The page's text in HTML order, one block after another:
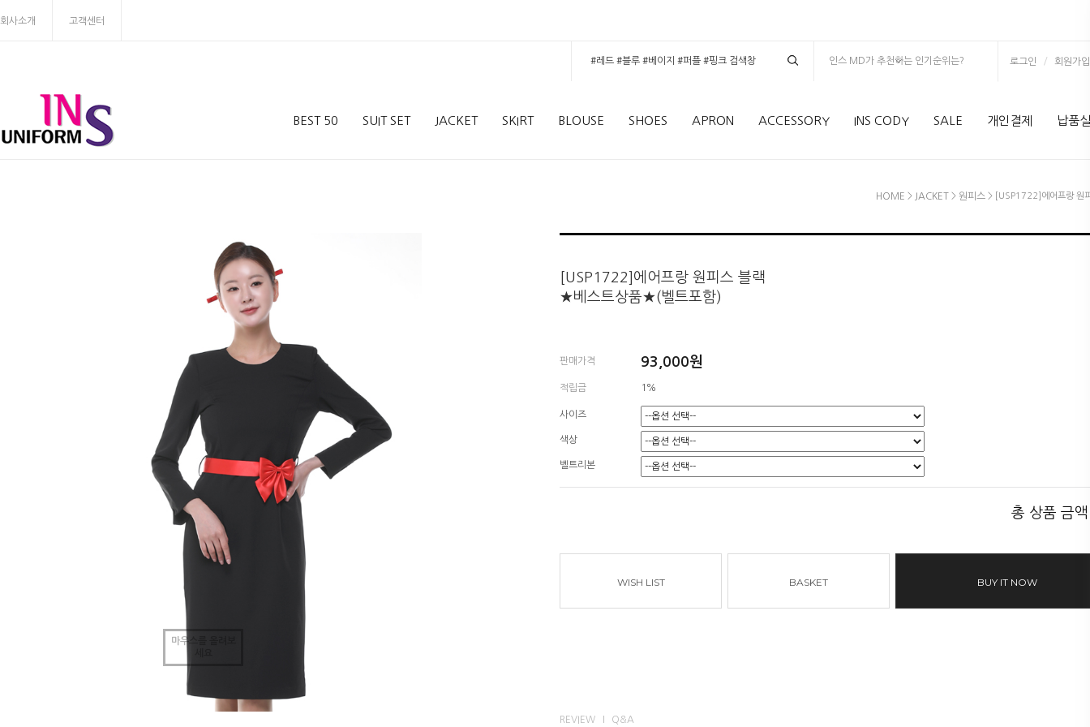
회사소개 고객센터
인스 MD가 추천하는 인기순위는? 로그인 / 회원가입
BEST 50 SUIT SET JACKET SKIRT BLOUSE SHOES APRON ACCESSORY INS CODY SALE 개인결제 납품
HOME > JACKET > 원피스 > [USP1722]에어프랑 원
마우스를 올려보
[USP1722]에어프랑 원피스 블랙
★베스트상품★(벨트포함)
판매가격 93,000원
적립금 1%
사이즈
색상
벨트리본
총 상품 금액
WISH LIST BASKET BUY IT NOW
REVIEW Q&A